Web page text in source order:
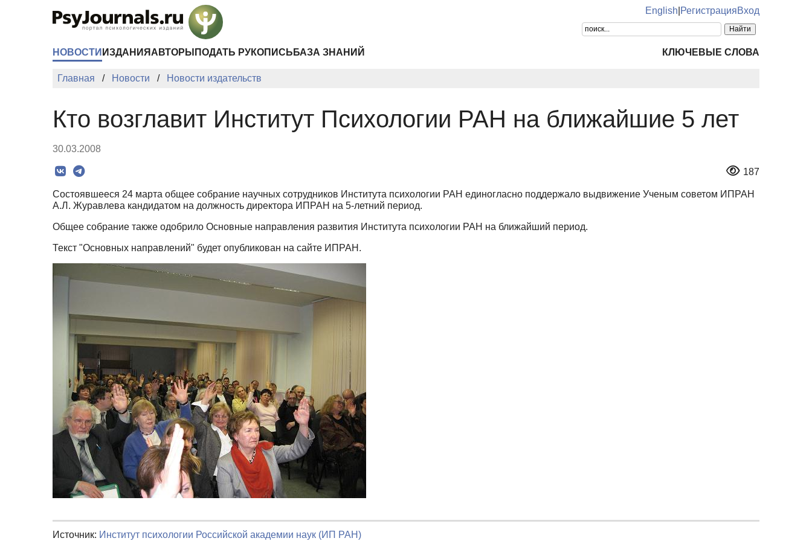
English РегистрацияВход
НОВОСТИ ИЗДАНИЯ АВТОРЫ ПОДАТЬ РУКОПИСЬ БАЗА ЗНАНИЙ КЛЮЧЕВЫЕ СЛОВА
Главная Новости Новости издательств
Кто возглавит Институт Психологии РАН на ближайшие 5 лет
30.03.2008
187
Состоявшееся 24 марта общее собрание научных сотрудников Института психологии РАН единогласно поддержало выдвижение Ученым советом ИПРАН
А.Л. Журавлева кандидатом на должность директора ИПРАН на 5-летний период.
Общее собрание также одобрило Основные направления развития Института психологии РАН на ближайший период.
Текст "Основных направлений" будет опубликован на сайте ИПРАН.
Источник: Институт психологии Российской академии наук (ИП РАН)